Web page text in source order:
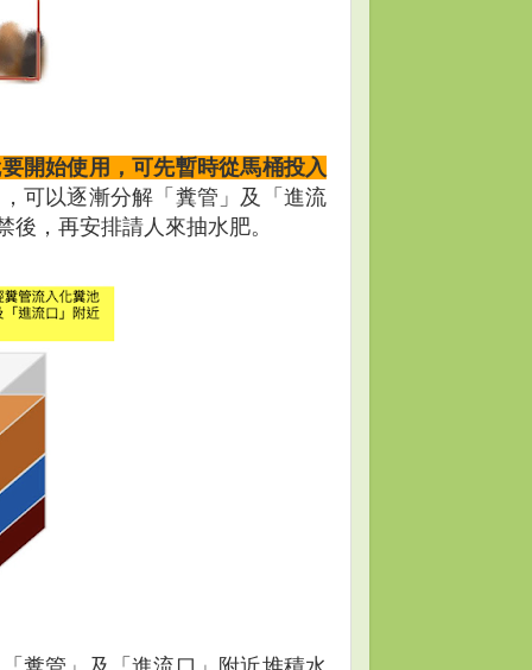
開始使用，可先暫時從馬桶投入
可以逐漸分解「糞管」及「進流
，再安排請人來抽水肥。